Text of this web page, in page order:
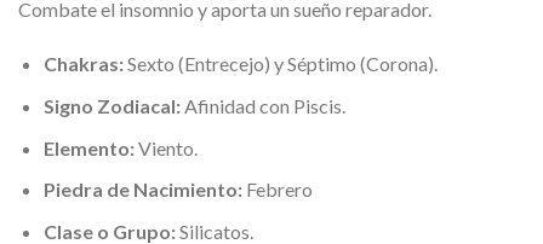
Combate el insomnio y aporta un sueño reparador.
Chakras:Sexto (Entrecejo) y Séptimo (Corona).
Signo Zodiacal:Afinidad con Piscis.
Elemento:Viento.
Piedra de Nacimiento: Febrero
Clase o Grupo:Silicatos.